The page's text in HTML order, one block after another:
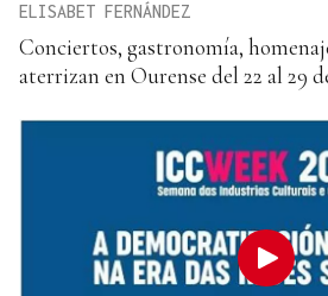
ELISABET FERNÁNDEZ
Conciertos, gastronomía,
aterrizan en Ourense del 22 al 29